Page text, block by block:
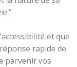
et que
rapide de
parvenir vos